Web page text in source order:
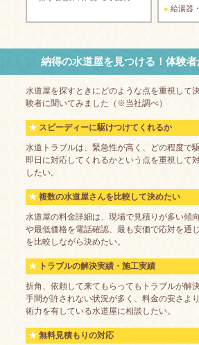
給湯器
納得の水道屋を見つける！体験
水道屋を探すときにどのような点を重視して
験者に聞いてみました（※当社調べ）
スピーディーに駆けつけてくれるか
水道トラブルは、緊急性が高く、どの程度で
即日に対応してくれるかという点を重視して
したい。
複数の水道屋さんを比較して決めたい
水道屋の料金詳細は、現場で見積りが多い傾
や最低価格を電話確認、最も安価で応対を通
を比較しながら決めたい。
トラブルの解決実績・施工実績
折角、依頼して来てもらってもトラブルが解
手間が許されない状況が多く、料金の安さよ
術力を有している水道屋に相談したい。
無料見積もりの対応